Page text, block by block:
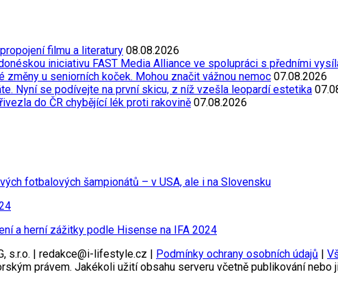
filmu a literatury 08.08.2026
iniciativu FAST Media Alliance ve spolupráci s předními
změny u seniorních koček. Mohou značit vážnou nemoc 07.08.2026
Nyní se podívejte na první skicu, z níž vzešla leopardí estetika
do ČR chybějící lék proti rakovině 07.08.2026
fotbalových šampionátů – v USA, ale i na Slovensku
a herní zážitky podle Hisense na IFA 2024
s.r.o. | redakce@i-lifestyle.cz | Podmínky ochrany osobních údajů |
právem. Jakékoli užití obsahu serveru včetně publikování